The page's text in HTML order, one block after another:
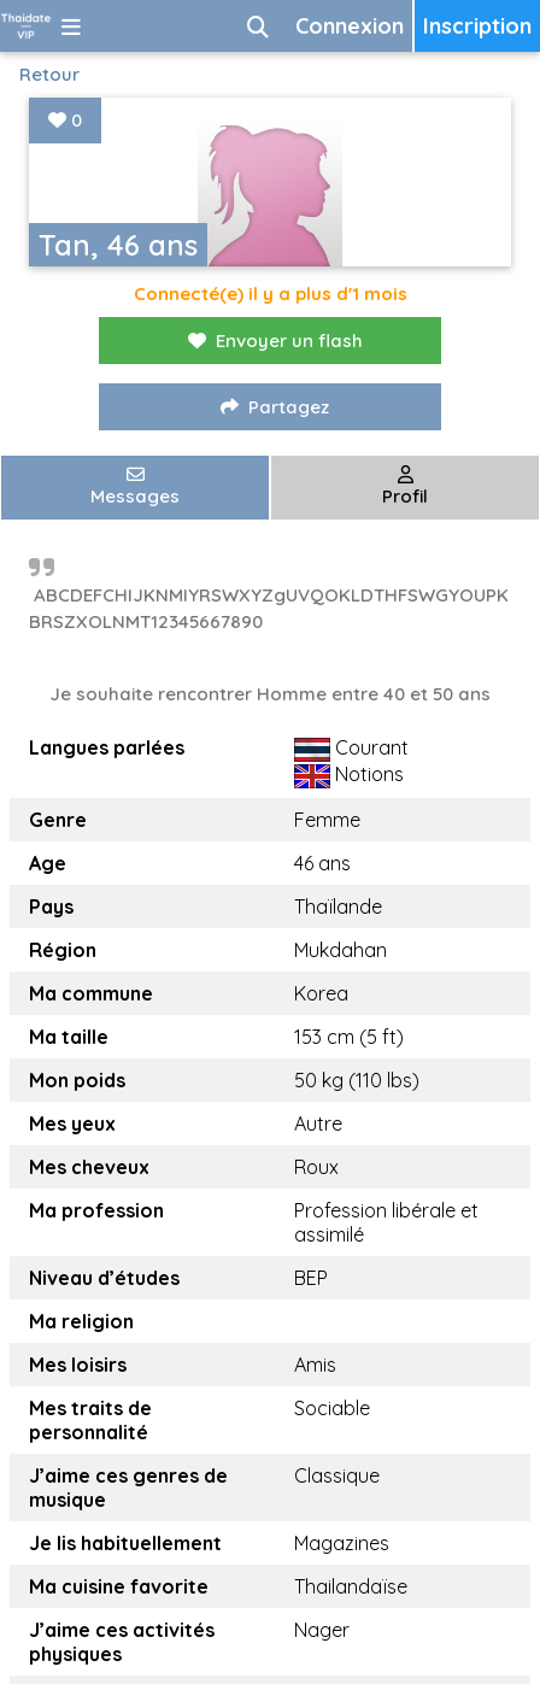
Inscription
Connexion
Retour
Tan, 46 ans
0
Connecté(e) il y a plus d'1 mois
Envoyer un flash
Partagez
Messages Profil
ABCDEFCHIJKNMIYRSWXYZgUVQOKLDTHFSWGYOUPK
BRSZXOLNMT12345667890
Je souhaite rencontrer Homme entre 40 et 50 ans
Langues parlées
Courant
Notions
Genre
Femme
Age
46 ans
Pays
Thaïlande
Région
Mukdahan
Ma commune
Korea
Ma taille
153 cm (5 ft)
Mon poids
50 kg (110 lbs)
Mes yeux
Autre
Mes cheveux
Roux
Ma profession
Profession libérale et
assimilé
Niveau d’études
BEP
Ma religion
Mes loisirs
Amis
Mes traits de
personnalité
Sociable
J’aime ces genres de
musique
Classique
Je lis habituellement
Magazines
Ma cuisine favorite
Thailandaïse
J’aime ces activités
physiques
Nager